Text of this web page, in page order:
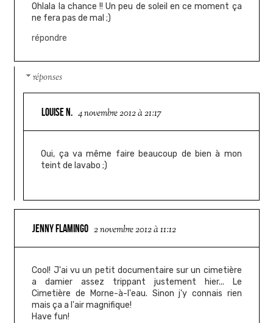
Ohlala la chance !! Un peu de soleil en ce moment ça
ne fera pas de mal ;)
répondre
réponses
LOUISE N. 4 novembre 2012 à 21:17
Oui, ça va même faire beaucoup de bien à mon
teint de lavabo ;)
JENNY FLAMINGO 2 novembre 2012 à 11:12
Cool! J'ai vu un petit documentaire sur un cimetière
a damier assez trippant justement hier... Le
Cimetière de Morne-à-l'eau. Sinon j'y connais rien
mais ça a l'air magnifique!
Have fun!